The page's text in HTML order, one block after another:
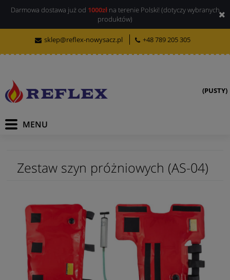
Darmowa dostawa już od 1000złna terenie Polski! (dotyczy wybranych
produktów)
sklep@reflex-nowysacz.pl +48 789 205 305
(PUSTY)
Zestaw szyn próżniowych (AS-04)